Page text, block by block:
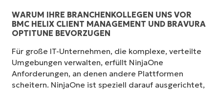
WARUM IHRE BRANCHENKOLLEGEN UNS VOR
BMC HELIX CLIENT MANAGEMENT UND BRAVURA
OPTITUNE BEVORZUGEN
Für große IT-Unternehmen, die komplexe, verteilte
Umgebungen verwalten, erfüllt NinjaOne
Anforderungen, an denen andere Plattformen
scheitern. NinjaOne ist speziell darauf ausgerichtet,